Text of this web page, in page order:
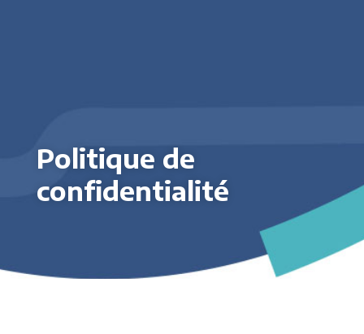
Politique de
confidentialité